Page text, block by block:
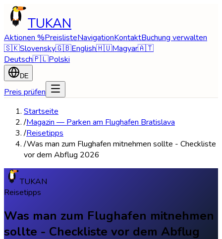
TUKAN
Aktionen %PreislisteNavigationKontaktBuchung verwalten
🇸🇰Slovensky🇬🇧English🇭🇺Magyar🇦🇹
Deutsch🇵🇱Polski
DE
Preis prüfen
Startseite
/Magazin — Parken am Flughafen Bratislava
/Reisetipps
/Was man zum Flughafen mitnehmen sollte - Checkliste
vor dem Abflug 2026
TUKAN
Reisetipps
Was man zum Flughafen mitnehmen
sollte - Checkliste vor dem Abflug